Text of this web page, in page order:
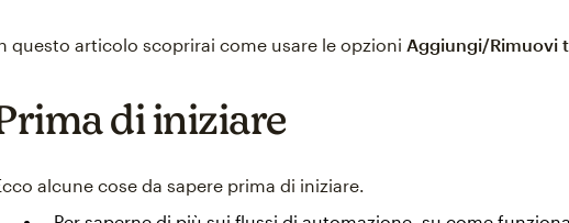
questo articolo scoprirai come usare le opzioni Aggiungi/Rimuovi
di iniziare
alcune cose da sapere prima di iniziare.